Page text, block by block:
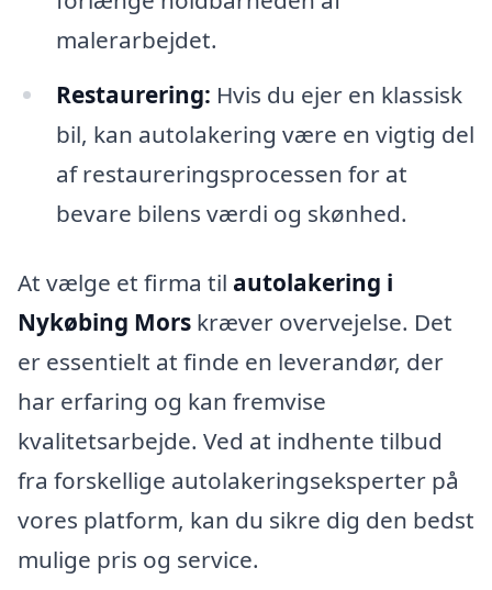
malerarbejdet.
Restaurering: Hvis du ejer en klassisk
bil, kan autolakering være en vigtig del
af restaureringsprocessen for at
bevare bilens værdi og skønhed.
At vælge et firma til autolakering i
Nykøbing Mors kræver overvejelse. Det
er essentielt at finde en leverandør, der
har erfaring og kan fremvise
kvalitetsarbejde. Ved at indhente tilbud
fra forskellige autolakeringseksperter på
vores platform, kan du sikre dig den bedst
mulige pris og service.